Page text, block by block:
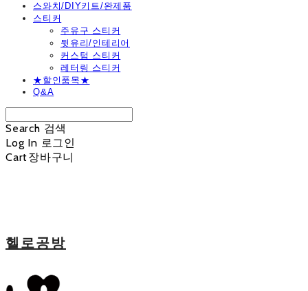
스와치/DIY키트/완제품
스티커
주유구 스티커
뒷유리/인테리어
커스텀 스티커
레터링 스티커
★할인품목★
Q&A
Search 검색
Log In 로그인
Cart장바구니
헬로공방